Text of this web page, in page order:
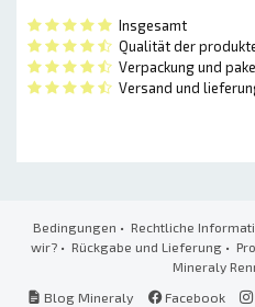
Insgesamt
Qualität der
Verpackung und
Versand und
Bedingungen • Rechtliche
wir? • Rückgabe und Lieferung •
Mineraly
Blog Mineraly
Facebook